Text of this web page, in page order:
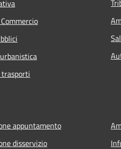
appuntamento
disservizio